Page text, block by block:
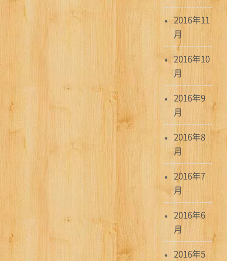
2016年11
月
2016年10
月
2016年9
月
2016年8
月
2016年7
月
2016年6
月
2016年5